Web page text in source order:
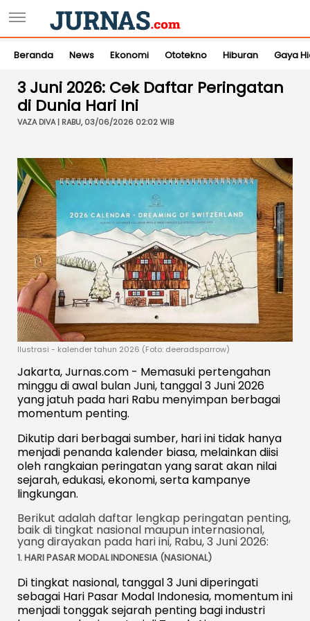
Beranda News Ekonomi Ototekno Hiburan Gaya
3 Juni 2026: Cek Daftar Peringatan
di Dunia Hari Ini
VAZA DIVA | RABU, 03/06/2026 02:02 WIB
Ilustrasi - kalender tahun 2026 (Foto: deeradsparrow)
Jakarta, Jurnas.com - Memasuki pertengahan
minggu di awal bulan Juni, tanggal 3 Juni 2026
yang jatuh pada hari Rabu menyimpan berbagai
momentum penting.
Dikutip dari berbagai sumber, hari ini tidak hanya
menjadi penanda kalender biasa, melainkan diisi
oleh rangkaian peringatan yang sarat akan nilai
sejarah, edukasi, ekonomi, serta kampanye
lingkungan.
Berikut adalah daftar lengkap peringatan penting,
baik di tingkat nasional maupun internasional,
yang dirayakan pada hari ini, Rabu, 3 Juni 2026:
1. HARI PASAR MODAL INDONESIA (NASIONAL)
Di tingkat nasional, tanggal 3 Juni diperingati
sebagai Hari Pasar Modal Indonesia, momentum ini
menjadi tonggak sejarah penting bagi industri